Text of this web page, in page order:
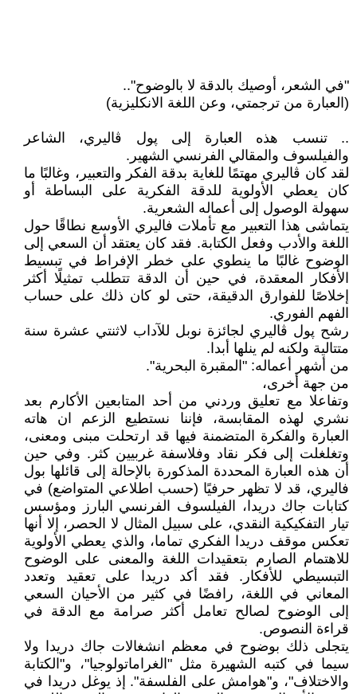
"في الشعر، أوصيك بالدقة لا بالوضوح"..
(العبارة من ترجمتي، وعن اللغة الانكليزية)
.. تنسب هذه العبارة إلى پول ڤاليري، الشاعر
والفيلسوف والمقالي الفرنسي الشهير.
لقد كان ڤاليري مهتمًا للغاية بدقة الفكر والتعبير، وغالبًا ما
كان يعطي الأولوية للدقة الفكرية على البساطة أو
سهولة الوصول إلى أعماله الشعرية.
يتماشى هذا التعبير مع تأملات فاليري الأوسع نطاقًا حول
اللغة والأدب وفعل الكتابة. فقد كان يعتقد أن السعي إلى
الوضوح غالبًا ما ينطوي على خطر الإفراط في تبسيط
الأفكار المعقدة، في حين أن الدقة تتطلب تمثيلًا أكثر
إخلاصًا للفوارق الدقيقة، حتى لو كان ذلك على حساب
الفهم الفوري.
رشح پول ڤاليري لجائزة نوبل للآداب لاثنتي عشرة سنة
متتالية ولكنه لم ينلها أبدا.
من أشهر أعماله: "المقبرة البحرية".
من جهة أخرى،
وتفاعلا مع تعليق وردني من أحد المتابعين الأكارم بعد
نشري لهذه المقابسة، فإننا نستطيع الزعم ان هاته
العبارة والفكرة المتضمنة فيها قد ارتحلت مبنى ومعنى،
وتغلغلت إلى فكر نقاد وفلاسفة غربيين كثر. وفي حين
أن هذه العبارة المحددة المذكورة بالإحالة إلى قائلها بول
فاليري، قد لا تظهر حرفيًا (حسب اطلاعي المتواضع) في
كتابات جاك دريدا، الفيلسوف الفرنسي البارز ومؤسس
تيار التفكيكية النقدي، على سبيل المثال لا الحصر، إلا أنها
تعكس موقف دريدا الفكري تماما، والذي يعطي الأولوية
للاهتمام الصارم بتعقيدات اللغة والمعنى على الوضوح
التبسيطي للأفكار. فقد أكد دريدا على تعقيد وتعدد
المعاني في اللغة، رافضًا في كثير من الأحيان السعي
إلى الوضوح لصالح تعامل أكثر صرامة مع الدقة في
قراءة النصوص.
يتجلى ذلك بوضوح في معظم انشغالات جاك دريدا ولا
سيما في كتبه الشهيرة مثل "الغراماتولوجيا"، و"الكتابة
والاختلاف"، و"هوامش على الفلسفة". إذ يوغل دريدا في